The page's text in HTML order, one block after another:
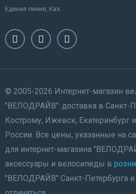
Единая линия, Каз.
© 2005-2026 Интернет-магазин
"ВЕЛОДРАЙВ": доставка в Санкт-
Кострому, Ижевск, Екатеринбург
России. Все цены, указанные на
для интернет-магазина
аксессуары и велосипеды в
"ВЕЛОДРАЙВ" Санкт-Петербурга и